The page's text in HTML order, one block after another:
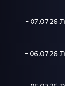
המהדורה המרכזית 07.07.26 -
המהדורה המרכזית 06.07.26 -